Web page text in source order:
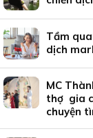
Tầm
dịch
MC
thợ gia
chuyện